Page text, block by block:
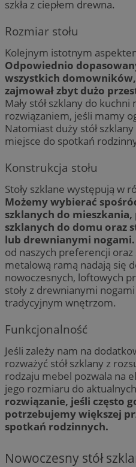
szkła z ciepłem drewna.
Rozmiar stołu
Kolejnym istotnym
Odpowiednio
wszystkich
zajmował zbyt dużo
Mały stół szklany do
rozwiązaniem, jeśli mamy
Natomiast duży stół
miejsce do spotkań
Konstrukcja stołu
Stoły szklane występują w
Możemy wybierać
szklanych do
szklanych do domu oraz
lub drewnianymi nogami.
od naszych preferencji oraz
metalową ramą nadają się
nowoczesnych, loftowych
stoły z drewnianymi
tradycyjnym wnętrzom.
Funkcjonalność
Jeśli zależy nam na
rozważyć stół szklany z
rodzaju mebel pozwala na
jego rozmiaru do
rozwiązanie, jeśli często
potrzebujemy większej
spotkań rodzinnych.
Nowoczesny stół